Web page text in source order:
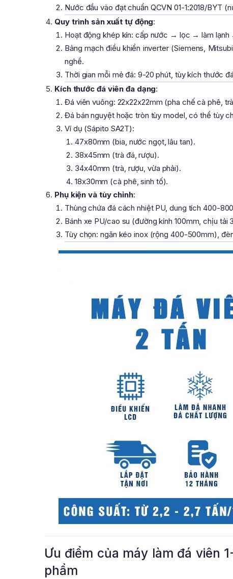
Nước đầu vào đạt chuẩn QCVN 01-1:2018/BYT
Quy trình sản xuất tự động:
Hoạt động khép kín: cấp nước → lọc → làm
Bảng mạch điều khiển inverter (Siemens,
nghề.
Thời gian mỗi mẻ đá: 9-20 phút, tùy kích thước
Kích thước đá viên đa dạng:
Đá viên vuông: 22x22x22mm (pha chế cà phê,
Đá bán nguyệt hoặc tròn tùy model, có thể tùy
Ví dụ (Sápito SA2T):
47x80mm (bia, nước ngọt, lâu tan).
38x45mm (trà đá, rượu).
34x40mm (trà, rượu, vừa phải).
18x30mm (cà phê, sinh tố).
Phụ kiện và tùy chỉnh:
Thùng chứa đá cách nhiệt PU, dung tích 400-
Bánh xe PU/cao su (đường kính 100mm, chịu
Tùy chọn: ngăn kéo inox (rộng 400-500mm),
Ưu điểm của máy làm đá viên
phẩm